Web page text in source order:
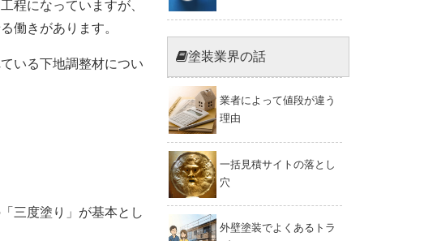
程になっていますが、
働きがあります。
いる下地調整材につい
三度塗り」が基本とし
塗装業界の話
業者によって値段が違う
理由
一括見積サイトの落とし
穴
外壁塗装でよくあるトラ